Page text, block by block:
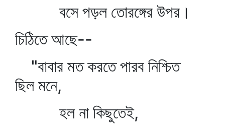
বসে পড়ল তোরঙ্গের উপর।
চিঠিতে আছে--
"বাবার মত করতে পারব নিশ্চিত
ছিল মনে,
হল না কিছুতেই,